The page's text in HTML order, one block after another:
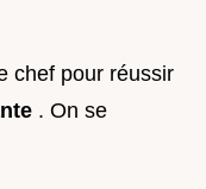
chef pour réussir
. On se